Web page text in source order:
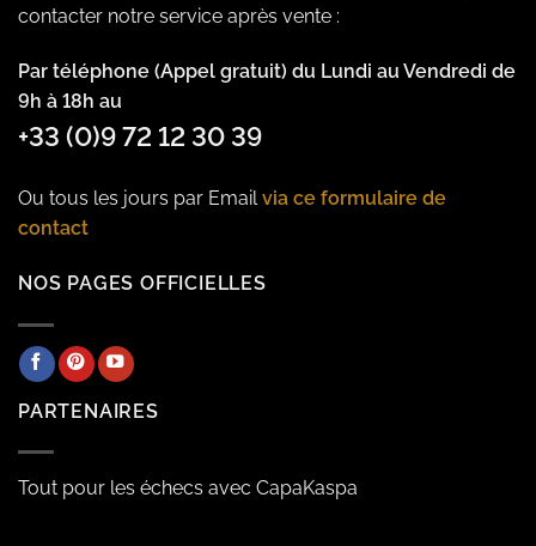
contacter notre service après vente :
Par téléphone (Appel gratuit) du Lundi au Vendredi de
9h à 18h au
+33 (0)9 72 12 30 39
Ou tous les jours par Emailvia ce formulaire de
contact
NOS PAGES OFFICIELLES
PARTENAIRES
Tout pour les échecs avec CapaKaspa